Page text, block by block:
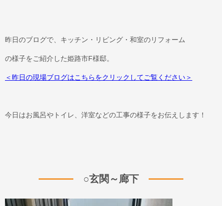
昨日のブログで、キッチン・リビング・和室のリフォーム
の様子をご紹介した姫路市F様邸。
＜昨日の現場ブログはこちらをクリックしてご覧ください＞
今日はお風呂やトイレ、洋室などの工事の様子をお伝えします！
○玄関～廊下